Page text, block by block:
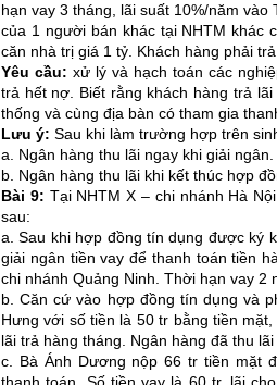
hạn vay 3 tháng, lãi suất 10%/năm
của 1 người bán khác tại NHTM khác
căn nhà trị giá 1 tỷ. Khách hàng phải
Yêu cầu: xử lý và hạch toán các
trả hết nợ. Biết rằng khách hàng trả
thống và cùng địa bàn có tham gia
Lưu ý: Sau khi làm trường hợp trên
a. Ngân hàng thu lãi ngay khi giải
b. Ngân hàng thu lãi khi kết thúc hợp
Bài 9: Tại NHTM X – chi nhánh Hà
sau:
a. Sau khi hợp đồng tín dụng được ký
giải ngân tiền vay để thanh toán tiền
chi nhánh Quảng Ninh. Thời hạn vay 2
b. Căn cứ vào hợp đồng tín dụng và
Hưng với số tiền là 50 tr bằng tiền
lãi trả hàng tháng. Ngân hàng đã thu lãi
c. Bà Ánh Dương nộp 66 tr tiền mặt